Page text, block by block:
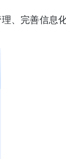
、完善信息